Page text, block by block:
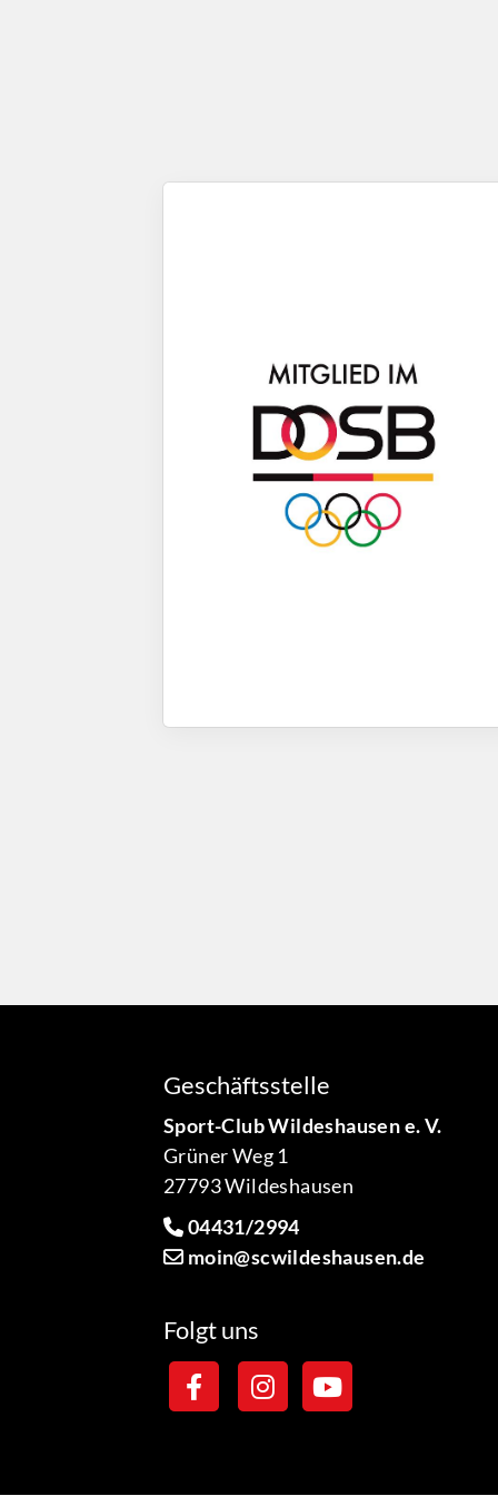
Geschäftsstelle
Sport-Club Wildeshausen e. V.
Grüner Weg 1
27793 Wildeshausen
04431/2994
moin@scwildeshausen.de
Folgt uns